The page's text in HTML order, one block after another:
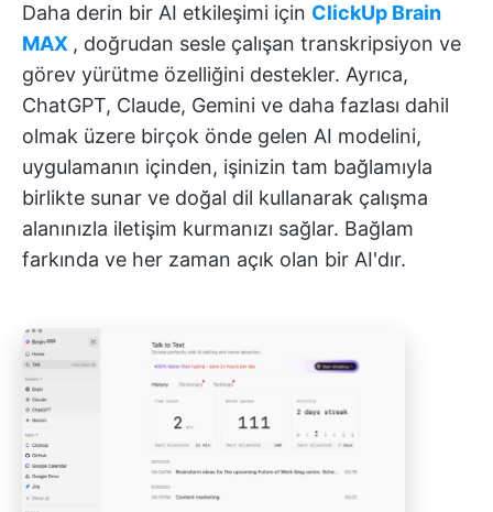
Daha derin bir AI etkileşimi için ClickUp Brain
MAX , doğrudan sesle çalışan transkripsiyon ve
görev yürütme özelliğini destekler. Ayrıca,
ChatGPT, Claude, Gemini ve daha fazlası dahil
olmak üzere birçok önde gelen AI modelini,
uygulamanın içinden, işinizin tam bağlamıyla
birlikte sunar ve doğal dil kullanarak çalışma
alanınızla iletişim kurmanızı sağlar. Bağlam
farkında ve her zaman açık olan bir AI'dır.